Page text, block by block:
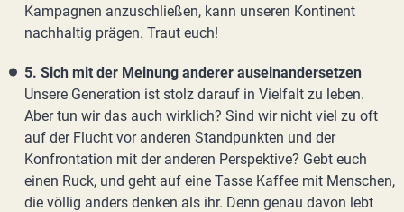
Kampagnen anzuschließen, kann unseren Kontinent
nachhaltig prägen. Traut euch!
5. Sich mit der Meinung anderer auseinandersetzen
Unsere Generation ist stolz darauf in Vielfalt zu leben.
Aber tun wir das auch wirklich? Sind wir nicht viel zu oft
auf der Flucht vor anderen Standpunkten und der
Konfrontation mit der anderen Perspektive? Gebt euch
einen Ruck, und geht auf eine Tasse Kaffee mit Menschen,
die völlig anders denken als ihr. Denn genau davon lebt